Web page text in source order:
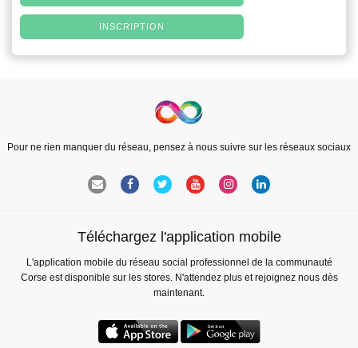
INSCRIPTION
Pour ne rien manquer du réseau, pensez à nous suivre sur les réseaux sociaux
Téléchargez l'application mobile
L'application mobile du réseau social professionnel de la communauté
Corse est disponible sur les stores. N'attendez plus et rejoignez nous dès
maintenant.